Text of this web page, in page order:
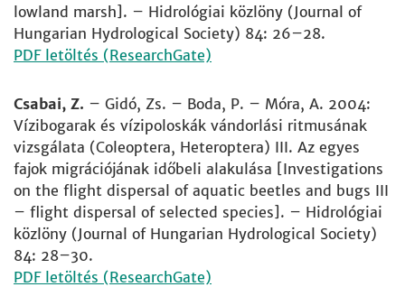
lowland marsh]. – Hidrológiai közlöny (Journal of
Hungarian Hydrological Society) 84: 26–28.
PDF letöltés (ResearchGate)
Csabai, Z. – Gidó, Zs. – Boda, P. – Móra, A. 2004:
Vízibogarak és vízipoloskák vándorlási ritmusának
vizsgálata (Coleoptera, Heteroptera) III. Az egyes
fajok migrációjának időbeli alakulása [Investigations
on the flight dispersal of aquatic beetles and bugs III
– flight dispersal of selected species]. – Hidrológiai
közlöny (Journal of Hungarian Hydrological Society)
84: 28–30.
PDF letöltés (ResearchGate)